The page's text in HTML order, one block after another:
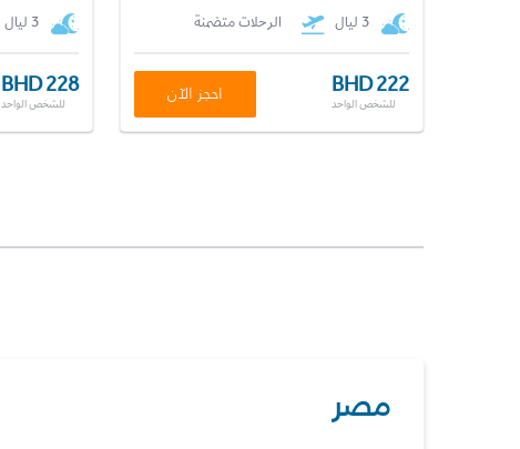
3 ليال
الرحلات متضمنة
BHD 222
للشخص الواحد احجز الآن
3 ليال
BHD 228
للشخص الواحد
مصر